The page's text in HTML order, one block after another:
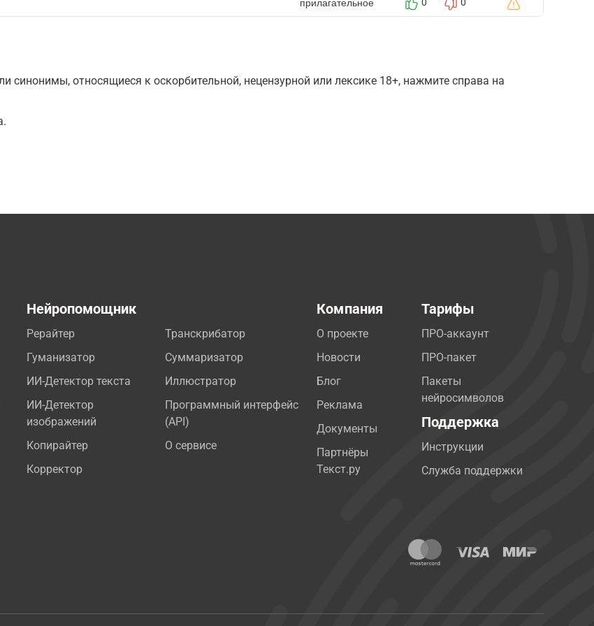
относящиеся к оскорбительной, нецензурной или лексике 18+, нажмите справа на
Нейропомощник
Рерайтер
Гуманизатор
ИИ-Детектор текста
ИИ-Детектор
изображений
Копирайтер
Корректор
Транскрибатор
Суммаризатор
Иллюстратор
Программный интерфейс
(API)
О сервисе
Компания
О проекте
Новости
Блог
Реклама
Документы
Партнёры
Текст.ру
Тарифы
ПРО-аккаунт
ПРО-пакет
Пакеты
нейросимволов
Поддержка
Инструкции
Служба поддержки